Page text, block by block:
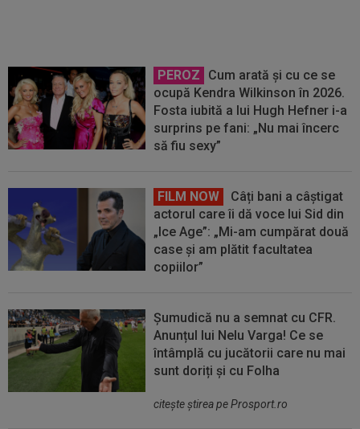
PEROZ
Cum arată și cu ce se
ocupă Kendra Wilkinson în 2026.
Fosta iubită a lui Hugh Hefner i-a
surprins pe fani: „Nu mai încerc
să fiu sexy”
FILM NOW
Câți bani a câștigat
actorul care îi dă voce lui Sid din
„Ice Age”: „Mi-am cumpărat două
case și am plătit facultatea
copiilor”
Șumudică nu a semnat cu CFR.
Anunțul lui Nelu Varga! Ce se
întâmplă cu jucătorii care nu mai
sunt doriți și cu Folha
citeşte ştirea pe Prosport.ro